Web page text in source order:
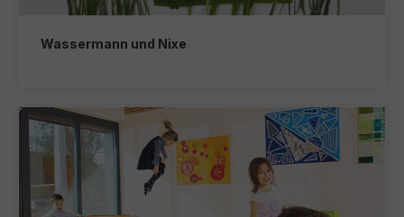
Wassermann und Nixe